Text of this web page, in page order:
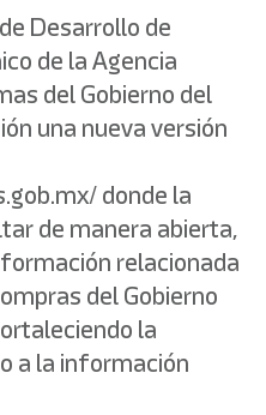
Desarrollo de
de la Agencia
del Gobierno del
una nueva versión
donde la
de manera abierta,
relacionada
del Gobierno
la
a la información